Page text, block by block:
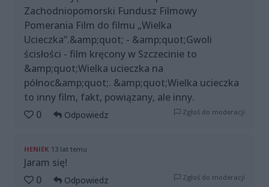
Zachodniopomorski Fundusz Filmowy
Pomerania Film do filmu „Wielka
Ucieczka”.&amp;quot; - &amp;quot;Gwoli
ścisłości - film kręcony w Szczecinie to
&amp;quot;Wielka ucieczka na
północ&amp;quot;. &amp;quot;Wielka ucieczka
to inny film, fakt, powiązany, ale inny.
0
Odpowiedz Zgłoś do moderacji
HENIEK 13 lat temu
Jaram się!
0
Odpowiedz Zgłoś do moderacji